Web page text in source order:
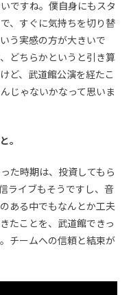
ですね。僕自身にもスタ
、すぐに気持ちを切り替
う実感の方が大きいで
どちらかというと引き算
ど、武道館公演を経たこ
じゃないかなって思いま
。
た時期は、投資してもら
ライブもそうですし、音
ある中でもなんとか工夫
たことを、武道館できっ
チームへの信頼と結束が